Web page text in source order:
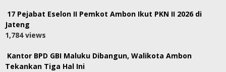
17 Pejabat Eselon II Pemkot Ambon Ikut PKN II 2026 di
Jateng
1,784 views
Kantor BPD GBI Maluku Dibangun, Walikota Ambon
Tekankan Tiga Hal Ini